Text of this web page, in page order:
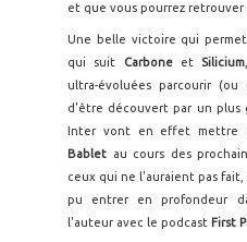
et que vous pourrez retrouver
Une belle victoire qui
qui suit
Carbone et Silicium
ultra-évoluées parcourir
d'être découvert par un plus
Inter vont en effet mettre
Bablet au cours des
ceux qui ne l'auraient pas
pu entrer en profondeur
l'auteur avec le podcast First